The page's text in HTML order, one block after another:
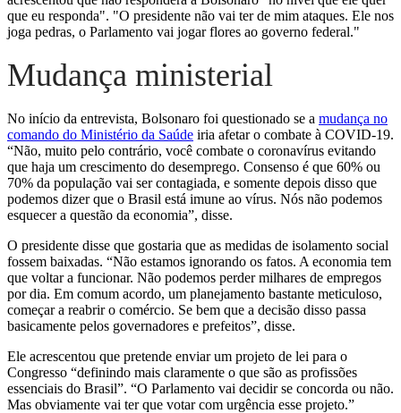
que eu responda". "O presidente não vai ter de mim ataques. Ele nos
joga pedras, o Parlamento vai jogar flores ao governo federal."
Mudança ministerial
No início da entrevista, Bolsonaro foi questionado se a mudança no
comando do Ministério da Saúde iria afetar o combate à COVID-19.
“Não, muito pelo contrário, você combate o coronavírus evitando
que haja um crescimento do desemprego. Consenso é que 60% ou
70% da população vai ser contagiada, e somente depois disso que
podemos dizer que o Brasil está imune ao vírus. Nós não podemos
esquecer a questão da economia”, disse.
O presidente disse que gostaria que as medidas de isolamento social
fossem baixadas. “Não estamos ignorando os fatos. A economia tem
que voltar a funcionar. Não podemos perder milhares de empregos
por dia. Em comum acordo, um planejamento bastante meticuloso,
começar a reabrir o comércio. Se bem que a decisão disso passa
basicamente pelos governadores e prefeitos”, disse.
Ele acrescentou que pretende enviar um projeto de lei para o
Congresso “definindo mais claramente o que são as profissões
essenciais do Brasil”. “O Parlamento vai decidir se concorda ou não.
Mas obviamente vai ter que votar com urgência esse projeto.”